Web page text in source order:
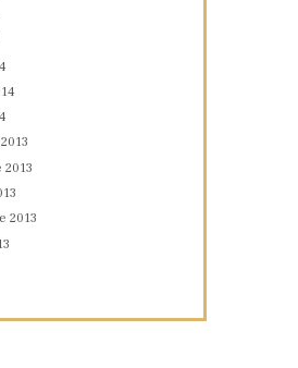
2013
2013
2013